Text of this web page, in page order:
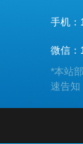
手机：
微信：
*本站
速告知